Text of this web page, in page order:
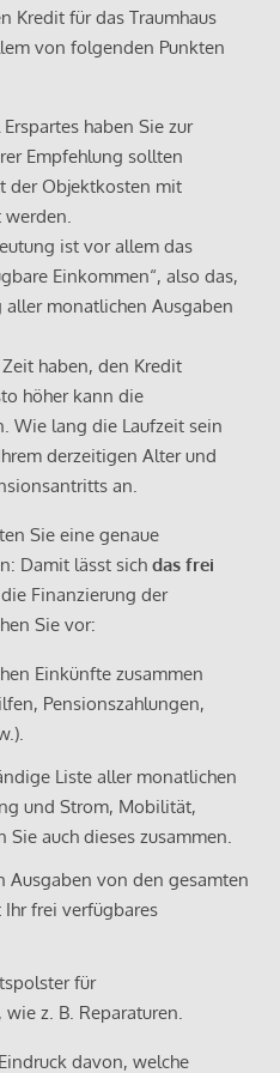
Kredit für das Traumhaus
von folgenden Punkten
haben Sie zur
Empfehlung sollten
der Objektkosten mit
ist vor allem das
Einkommen“, also das,
aller monatlichen Ausgaben
Zeit haben, den Kredit
höher kann die
Wie lang die Laufzeit sein
derzeitigen Alter und
an.
Sie eine genaue
Damit lässt sich das frei
Finanzierung der
Sie vor:
Einkünfte zusammen
Pensionszahlungen,
Liste aller monatlichen
und Strom, Mobilität,
auch dieses zusammen.
Ausgaben von den gesamten
frei verfügbares
für
z. B. Reparaturen.
davon, welche